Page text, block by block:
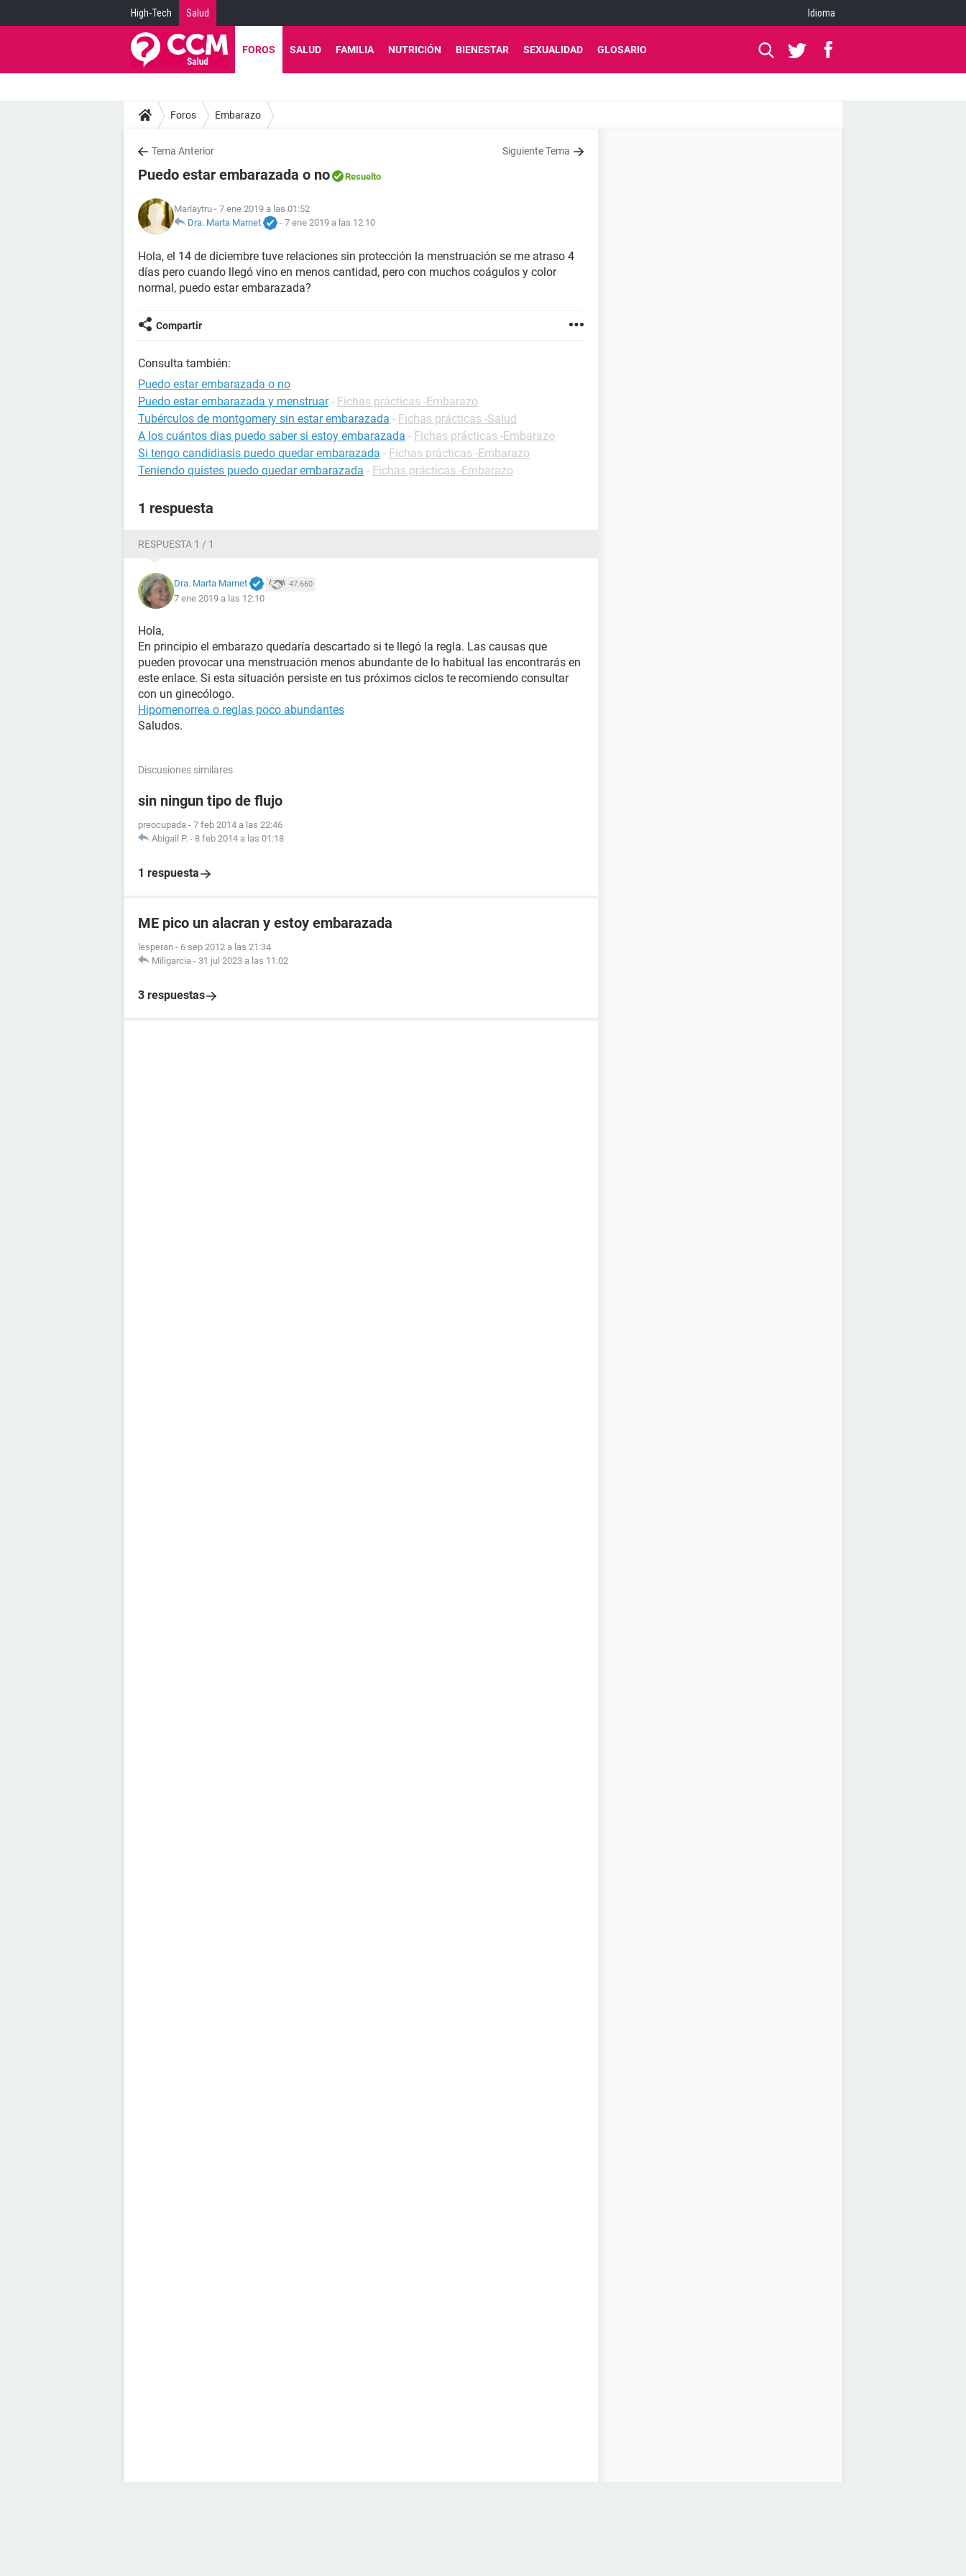
High-Tech Salud Idioma
FOROS SALUD FAMILIA NUTRICIÓN BIENESTAR SEXUALIDAD GLOSARIO
Foros Embarazo
Tema Anterior Siguiente Tema
Puedo estar embarazada o no Resuelto
Marlaytru - 7 ene 2019 a las 01:52
Dra. Marta Marnet
- 7 ene 2019 a las 12:10
Hola, el 14 de diciembre tuve relaciones sin protección la menstruación se me atraso 4
días pero cuando llegó vino en menos cantidad, pero con muchos coágulos y color
normal, puedo estar embarazada?
Compartir
Consulta también:
Puedo estar embarazada o no
Puedo estar embarazada y menstruar - Fichas prácticas -Embarazo
Tubérculos de montgomery sin estar embarazada - Fichas prácticas -Salud
A los cuántos dias puedo saber si estoy embarazada - Fichas prácticas -Embarazo
Si tengo candidiasis puedo quedar embarazada - Fichas prácticas -Embarazo
Teniendo quistes puedo quedar embarazada - Fichas prácticas -Embarazo
1 respuesta
RESPUESTA 1 / 1
Dra. Marta Marnet 47.660
7 ene 2019 a las 12:10
Hola,
En principio el embarazo quedaría descartado si te llegó la regla. Las causas que
pueden provocar una menstruación menos abundante de lo habitual las encontrarás en
este enlace. Si esta situación persiste en tus próximos ciclos te recomiendo consultar
con un ginecólogo.
Hipomenorrea o reglas poco abundantes
Saludos.
Discusiones similares
sin ningun tipo de flujo
preocupada - 7 feb 2014 a las 22:46
Abigail P. - 8 feb 2014 a las 01:18
1 respuesta
ME pico un alacran y estoy embarazada
lesperan - 6 sep 2012 a las 21:34
Miligarcia - 31 jul 2023 a las 11:02
3 respuestas